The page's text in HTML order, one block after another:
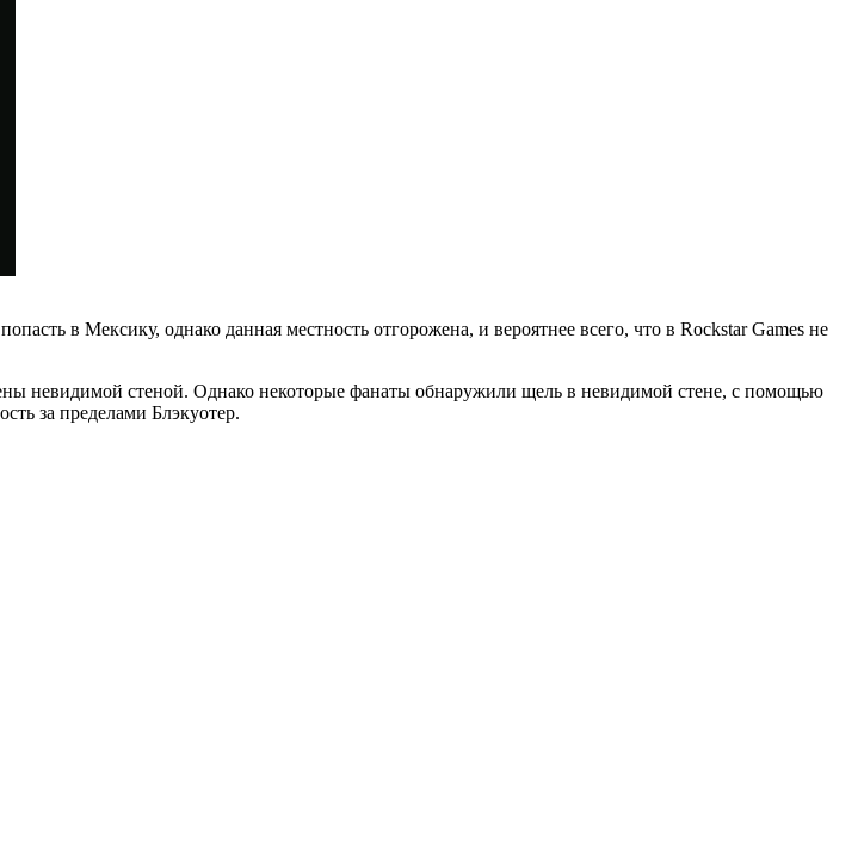
в Мексику, однако данная местность отгорожена, и вероятнее всего, что в Rockstar Games не
невидимой стеной. Однако некоторые фанаты обнаружили щель в невидимой стене, с помощью
за пределами Блэкуотер.